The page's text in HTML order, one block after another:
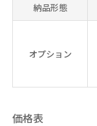
納品形態
オプション
価格表